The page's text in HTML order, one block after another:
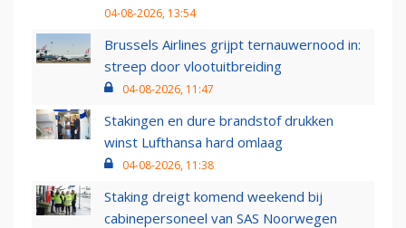
04-08-2026, 13:54
Brussels Airlines grijpt ternauwernood in:
streep door vlootuitbreiding
04-08-2026, 11:47
Stakingen en dure brandstof drukken
winst Lufthansa hard omlaag
04-08-2026, 11:38
Staking dreigt komend weekend bij
cabinepersoneel van SAS Noorwegen